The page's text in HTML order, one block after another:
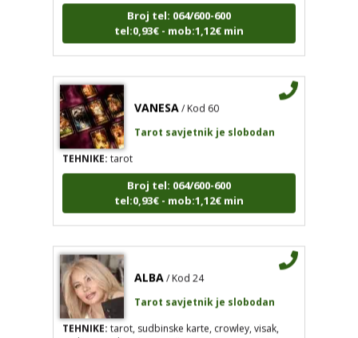
tel:0,93€ - mob:1,12€ min
Tarot savjetnik je slobodan
TEHNIKE:tarot
Broj tel: 064/600-600
tel:0,93€ - mob:1,12€ min
Tarot savjetnik je slobodan
TEHNIKE:tarot, sudbinske karte, crowley, visak,
molitve, podizanje energije